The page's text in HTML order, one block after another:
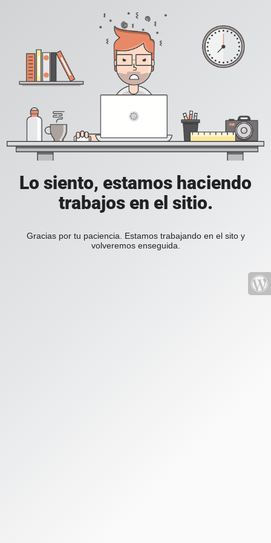
Lo siento, estamos haciendo
trabajos en el sitio.
Gracias por tu paciencia. Estamos trabajando en el sito y
volveremos enseguida.